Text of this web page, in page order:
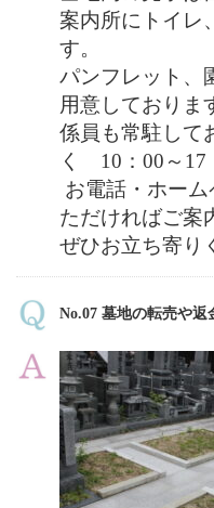
案内所にトイレ
す。
パンフレット、
用意しておりま
係員も常駐して
く 10：00～17
お電話・ホー
ただければご案
ぜひお立ち寄り
No.07 墓地の転売や返